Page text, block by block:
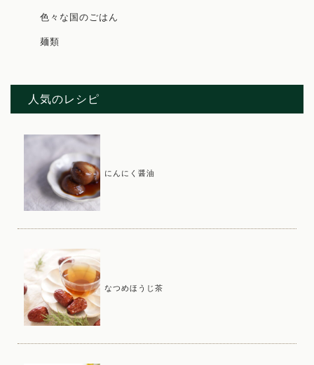
色々な国のごはん
麺類
人気のレシピ
にんにく醤油
なつめほうじ茶